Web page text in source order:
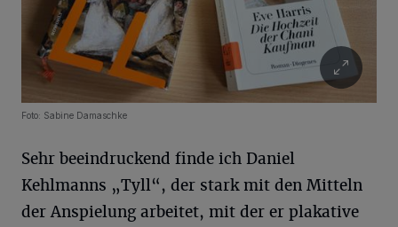
Foto: Sabine Damaschke
Sehr beeindruckend finde ich Daniel
Kehlmanns „Tyll“, der stark mit den Mitteln
der Anspielung arbeitet, mit der er plakative